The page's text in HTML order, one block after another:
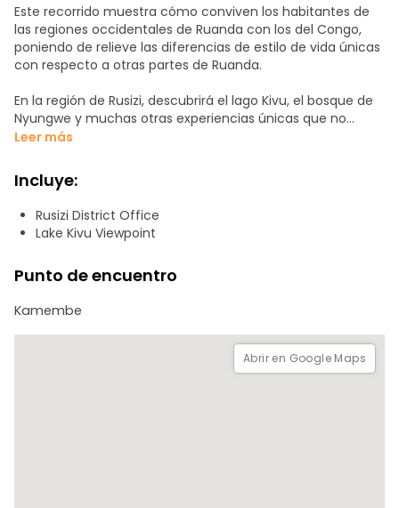
Este recorrido muestra cómo conviven los habitantes de
las regiones occidentales de Ruanda con los del Congo,
poniendo de relieve las diferencias de estilo de vida únicas
con respecto a otras partes de Ruanda.
En la región de Rusizi, descubrirá el lago Kivu, el bosque de
Nyungwe y muchas otras experiencias únicas que no
encontrará en ningún otro lugar de África Oriental. Únase a
Leer más
Incluye:
Rusizi District Office
Lake Kivu Viewpoint
Punto de encuentro
Kamembe
Abrir en Google Maps